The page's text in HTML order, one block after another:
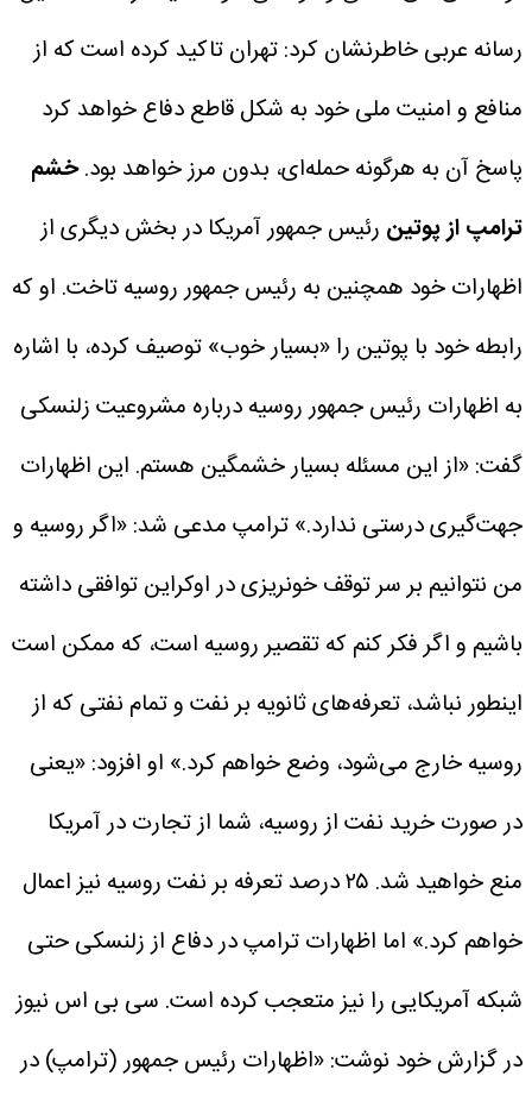
رسانه عربی خاطرنشان کرد: تهران تاکید کرده است که از
منافع و امنیت ملی خود به شکل قاطع دفاع خواهد کرد
پاسخ آن به هرگونه حمله‌ای، بدون مرز خواهد بود.خشم
ترامپ از پوتین رئیس جمهور آمریکا در بخش دیگری از
اظهارات خود همچنین به رئیس جمهور روسیه تاخت. او که
رابطه خود با پوتین را «بسیار خوب» توصیف کرده، با اشاره
به اظهارات رئیس جمهور روسیه درباره مشروعیت زلنسکی
گفت: «از این مسئله بسیار خشمگین هستم. این اظهارات
جهت‌گیری درستی ندارد.»ترامپ مدعی شد: «اگر روسیه و
من نتوانیم بر سر توقف خونریزی در اوکراین توافقی داشته
باشیم و اگر فکر کنم که تقصیر روسیه است، که ممکن است
اینطور نباشد، تعرفه‌های ثانویه بر نفت و تمام نفتی که از
روسیه خارج می‌شود، وضع خواهم کرد.» او افزود: «یعنی
در صورت خرید نفت از روسیه، شما از تجارت در آمریکا
منع خواهید شد. ۲۵ درصد تعرفه بر نفت روسیه نیز اعمال
خواهم کرد.» اما اظهارات ترامپ در دفاع از زلنسکی حتی
شبکه آمریکایی را نیز متعجب کرده است. سی بی اس نیوز
در گزارش خود نوشت: «اظهارات رئیس جمهور (ترامپ) در